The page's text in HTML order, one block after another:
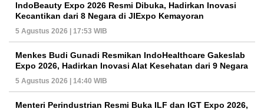
IndoBeauty Expo 2026 Resmi Dibuka, Hadirkan Inovasi
Kecantikan dari 8 Negara di JIExpo Kemayoran
5 Agustus 2026 | 17:53 WIB
Menkes Budi Gunadi Resmikan IndoHealthcare Gakeslab
Expo 2026, Hadirkan Inovasi Alat Kesehatan dari 9 Negara
5 Agustus 2026 | 14:40 WIB
Menteri Perindustrian Resmi Buka ILF dan IGT Expo 2026,